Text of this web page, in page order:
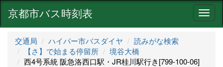
ナ
ビ
京都市バス時刻表
交通局 ハイパー市バスダイヤ
読みがな検索
【さ】で始まる停留所
境谷大橋
西4号系統 阪急洛西口駅・JR桂川駅行き[799-100-06]